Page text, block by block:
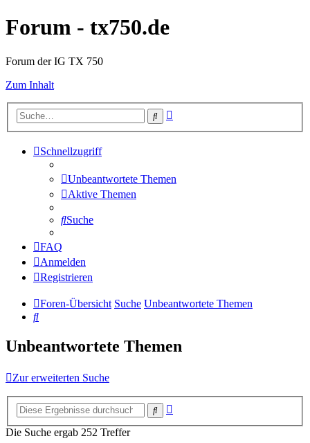
Forum - tx750.de
Forum der IG TX 750
Zum Inhalt
Suche
Schnellzugriff
Unbeantwortete Themen
Aktive Themen
Suche
FAQ
Anmelden
Registrieren
Foren-Übersicht Suche Unbeantwortete Themen
Suche
Unbeantwortete Themen
Zur erweiterten Suche
Suche
Die Suche ergab 252 Treffer